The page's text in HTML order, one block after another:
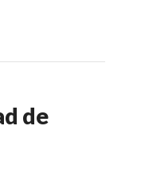
de